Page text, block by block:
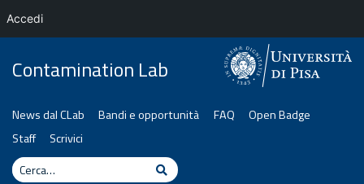
Contamination Lab
News dal CLab Bandi e opportunità FAQ
Open Badge
Staff
Scrivici
Cerca
Cerca
Accedi